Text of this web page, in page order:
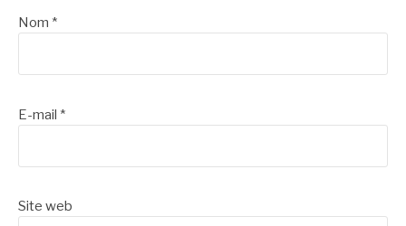
Nom *
E-mail *
Site web